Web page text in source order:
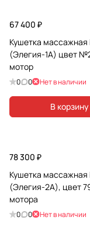
67 400 ₽
Кушетка
(Элегия-1А) цвет
мотор
0 0 Нет в наличии
В корзину
78 300 ₽
Кушетка
(Элегия-2А), цвет
мотора
0 0 Нет в наличии